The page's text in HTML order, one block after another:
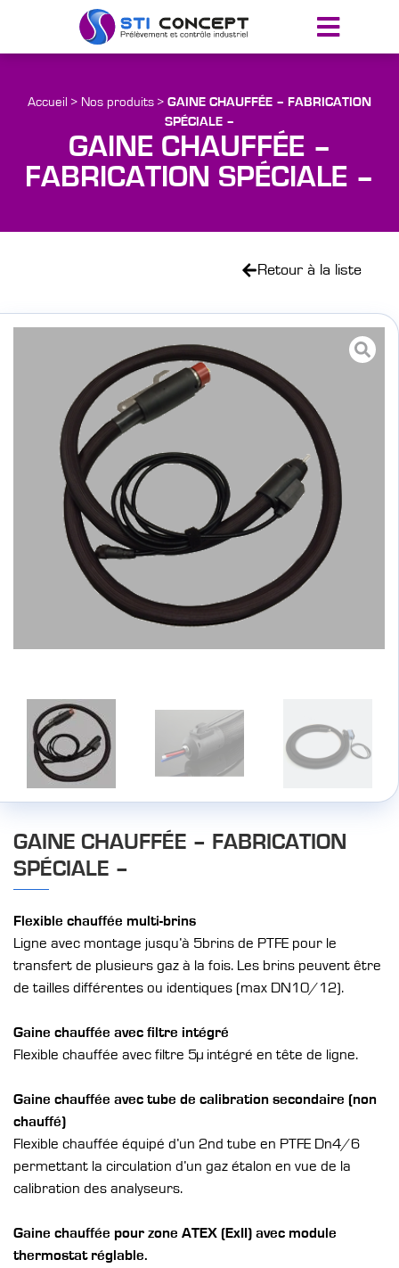
Accueil > Nos produits > GAINE CHAUFFÉE – FABRICATION
SPÉCIALE –
GAINE CHAUFFÉE –
FABRICATION SPÉCIALE –
Retour à la liste
GAINE CHAUFFÉE – FABRICATION
SPÉCIALE –
Flexible chauffée multi-brins
Ligne avec montage jusqu’à 5brins de PTFE pour le
transfert de plusieurs gaz à la fois. Les brins peuvent être
de tailles différentes ou identiques (max DN10/12).
Gaine chauffée avec filtre intégré
Flexible chauffée avec filtre 5µ intégré en tête de ligne.
Gaine chauffée avec tube de calibration secondaire (non
chauffé)
Flexible chauffée équipé d’un 2nd tube en PTFE Dn4/6
permettant la circulation d’un gaz étalon en vue de la
calibration des analyseurs.
Gaine chauffée pour zone ATEX (ExII) avec module
thermostat réglable.